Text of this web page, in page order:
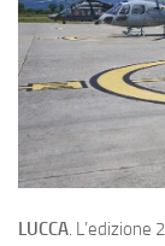
LUCCA. L’edizione